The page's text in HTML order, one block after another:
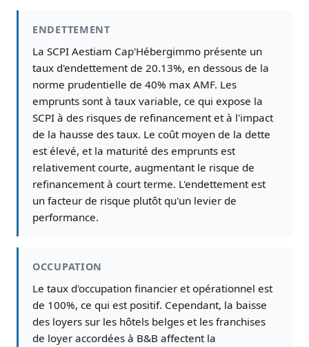
ENDETTEMENT
La SCPI Aestiam Cap'Hébergimmo présente un
taux d'endettement de 20.13%, en dessous de la
norme prudentielle de 40% max AMF. Les
emprunts sont à taux variable, ce qui expose la
SCPI à des risques de refinancement et à l'impact
de la hausse des taux. Le coût moyen de la dette
est élevé, et la maturité des emprunts est
relativement courte, augmentant le risque de
refinancement à court terme. L'endettement est
un facteur de risque plutôt qu'un levier de
performance.
OCCUPATION
Le taux d'occupation financier et opérationnel est
de 100%, ce qui est positif. Cependant, la baisse
des loyers sur les hôtels belges et les franchises
de loyer accordées à B&B affectent la